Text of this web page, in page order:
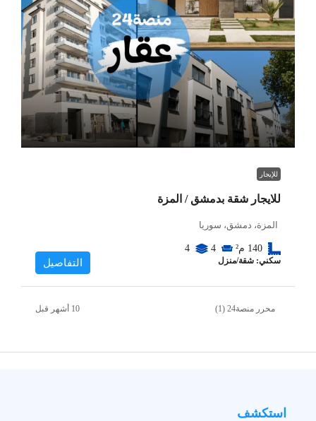
للإيجار
للايجار شقة بدمشق / المزة
المزة، دمشق، سوريا
140 م² 4
4
سكني: شقة/منزل التفاصيل
محرر منصة24 (1)
استكشف